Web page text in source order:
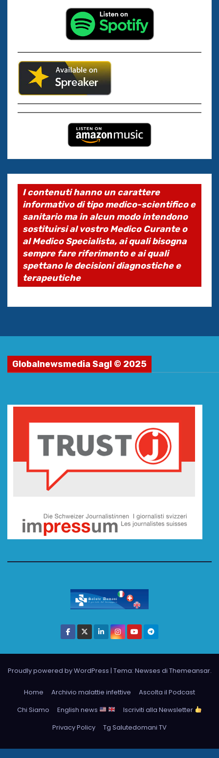
I contenuti hanno un carattere
informativo di tipo medico-scientifico e
sanitario ma in alcun modo intendono
sostituirsi al vostro Medico Curante o
al Medico Specialista, ai quali bisogna
sempre fare riferimento e ai quali
spettano le decisioni diagnostiche e
terapeutiche
Globalnewsmedia Sagl © 2025
Proudly powered by WordPress | Tema: Newses di Themeansar.
Home Archivio malattie infettive
Ascolta il Podcast
Chi Siamo
English news
Iscriviti alla Newsletter
Privacy Policy
Tg Salutedomani TV